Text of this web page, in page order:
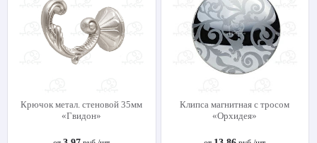
Крючок метал. стеновой 35мм
«Гвидон»
Клипса магнитная с тросом
«Орхидея»